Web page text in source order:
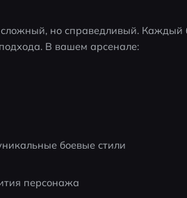
но справедливый. Каждый
В вашем арсенале:
боевые стили
персонажа